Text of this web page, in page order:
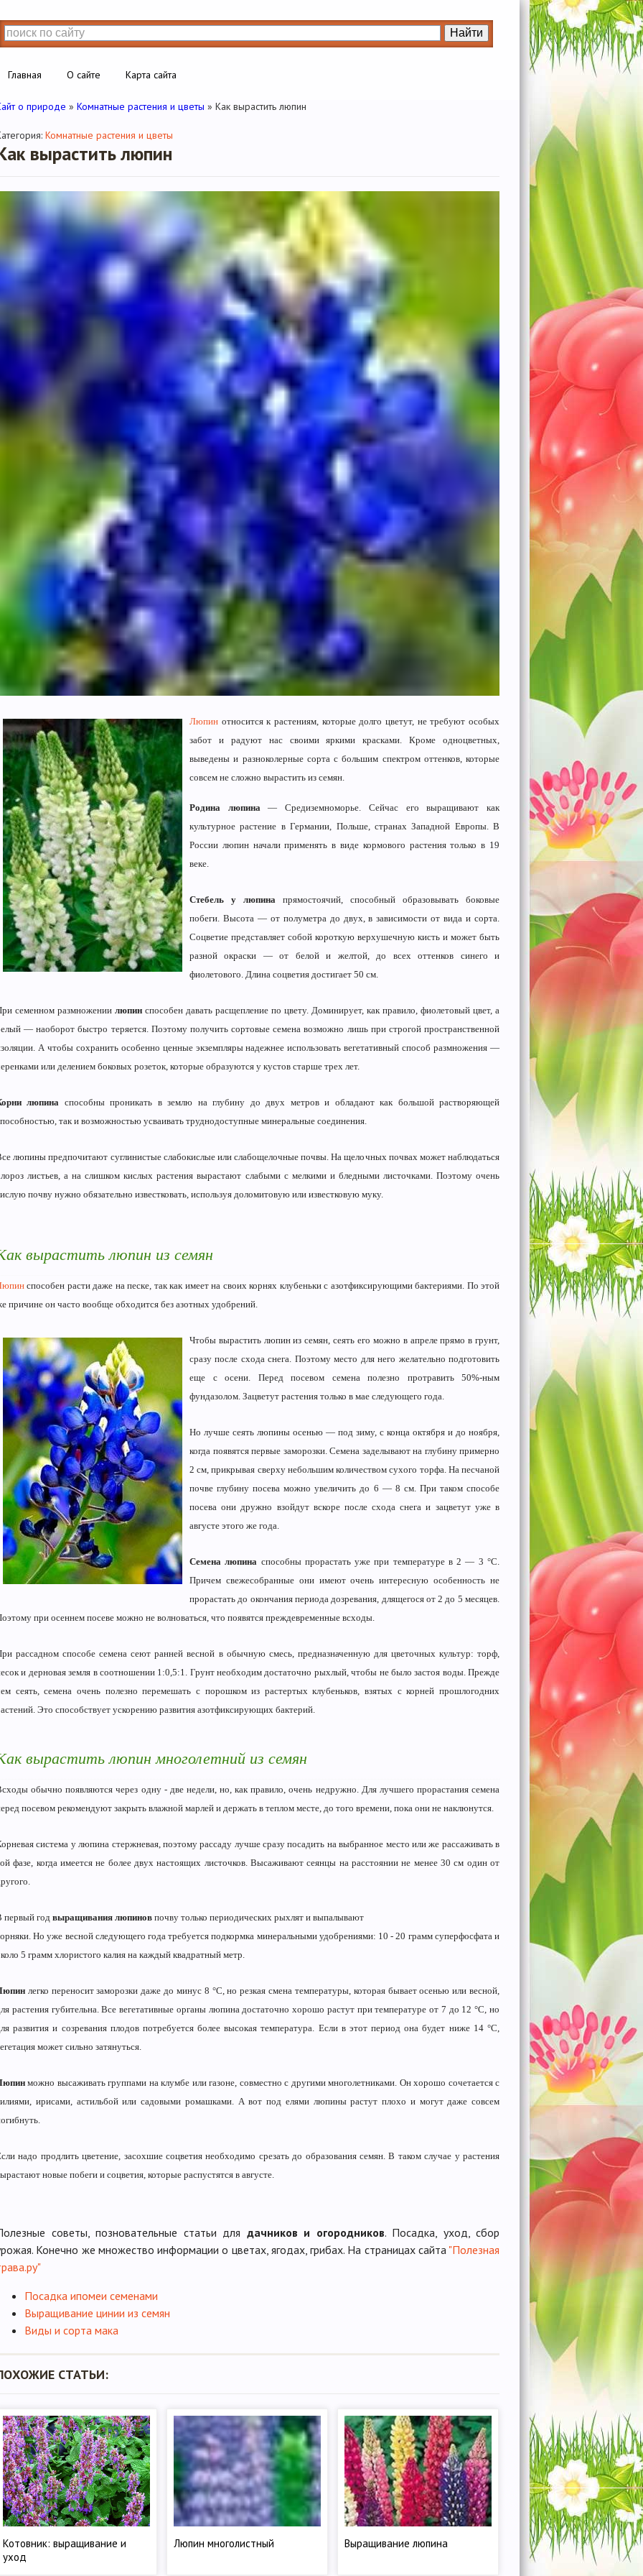
Главная О сайте Карта сайта
о природе » Комнатные растения и цветы » Как вырастить люпин
Комнатные растения и цветы
вырастить люпин
Люпин относится к растениям, которые долго цветут, не требуют особых
забот и радуют нас своими яркими красками. Кроме одноцветных,
выведены и разноколерные сорта с большим спектром оттенков, которые
совсем не сложно вырастить из семян.
Родина люпина— Средиземноморье. Сейчас его выращивают как
культурное растение в Германии, Польше, странах Западной Европы. В
России люпин начали применять в виде кормового растения только в 19
веке.
Стебель у люпина прямостоячий, способный образовывать боковые
побеги. Высота — от полуметра до двух, в зависимости от вида и сорта.
Соцветие представляет собой короткую верхушечную кисть и может быть
разной окраски — от белой и желтой, до всех оттенков синего и
фиолетового. Длина соцветия достигает 50 см.
семенном размножении люпин способен давать расщепление по цвету. Доминирует, как правило, фиолетовый цвет, а
— наоборот быстро теряется. Поэтому получить сортовые семена возможно лишь при строгой пространственной
А чтобы сохранить особенно ценные экземпляры надежнее использовать вегетативный способ размножения —
или делением боковых розеток, которые образуются у кустов старше трех лет.
люпина способны проникать в землю на глубину до двух метров и обладают как большой растворяющей
так и возможностью усваивать труднодоступные минеральные соединения.
люпины предпочитают суглинистые слабокислые или слабощелочные почвы. На щелочных почвах может наблюдаться
листьев, а на слишком кислых растения вырастают слабыми с мелкими и бледными листочками. Поэтому очень
почву нужно обязательно известковать, используя доломитовую или известковую муку.
вырастить люпин из семян
способен расти даже на песке, так как имеет на своих корнях клубеньки с азотфиксирующими бактериями. По этой
причине он часто вообще обходится без азотных удобрений.
Чтобы вырастить люпин из семян, сеять его можно в апреле прямо в грунт,
сразу после схода снега. Поэтому место для него желательно подготовить
еще с осени. Перед посевом семена полезно протравить 50%-ным
фундазолом. Зацветут растения только в мае следующего года.
Но лучше сеять люпины осенью — под зиму, с конца октября и до ноября,
когда появятся первые заморозки. Семена заделывают на глубину примерно
2 см, прикрывая сверху небольшим количеством сухого торфа. На песчаной
почве глубину посева можно увеличить до 6 — 8 см. При таком способе
посева они дружно взойдут вскоре после схода снега и зацветут уже в
августе этого же года.
Семена люпина способны прорастать уже при температуре в 2 — 3 °C.
Причем свежесобранные они имеют очень интересную особенность не
прорастать до окончания периода дозревания, длящегося от 2 до 5 месяцев.
при осеннем посеве можно не волноваться, что появятся преждевременные всходы.
рассадном способе семена сеют ранней весной в обычную смесь, предназначенную для цветочных культур: торф,
и дерновая земля в соотношении 1:0,5:1. Грунт необходим достаточно рыхлый, чтобы не было застоя воды. Прежде
сеять, семена очень полезно перемешать с порошком из растертых клубеньков, взятых с корней прошлогодних
Это способствует ускорению развития азотфиксирующих бактерий.
вырастить люпин многолетний из семян
обычно появляются через одну - две недели, но, как правило, очень недружно. Для лучшего прорастания семена
посевом рекомендуют закрыть влажной марлей и держать в теплом месте, до того времени, пока они не наклюнутся.
система у люпина стержневая, поэтому рассаду лучше сразу посадить на выбранное место или же рассаживать в
фазе, когда имеется не более двух настоящих листочков. Высаживают сеянцы на расстоянии не менее 30 см один от
первый год выращивания люпинов почву только периодических рыхлят и выпалывают
Но уже весной следующего года требуется подкормка минеральными удобрениями: 10 - 20 грамм суперфосфата и
5 грамм хлористого калия на каждый квадратный метр.
легко переносит заморозки даже до минус 8 °C, но резкая смена температуры, которая бывает осенью или весной,
растения губительна. Все вегетативные органы люпина достаточно хорошо растут при температуре от 7 до 12 °C, но
развития и созревания плодов потребуется более высокая температура. Если в этот период она будет ниже 14 °C,
может сильно затянуться.
можно высаживать группами на клумбе или газоне, совместно с другими многолетниками. Он хорошо сочетается с
ирисами, астильбой или садовыми ромашками. А вот под елями люпины растут плохо и могут даже совсем
надо продлить цветение, засохшие соцветия необходимо срезать до образования семян. В таком случае у растения
новые побеги и соцветия, которые распустятся в августе.
советы, позновательные статьи для дачников и огородников. Посадка, уход, сбор
Конечно же множество информации о цветах, ягодах, грибах. На страницах сайта "Полезная
Посадка ипомеи семенами
Выращивание цинии из семян
Виды и сорта мака
СТАТЬИ:
Котовник: выращивание и
уход
Люпин многолистный Выращивание люпина